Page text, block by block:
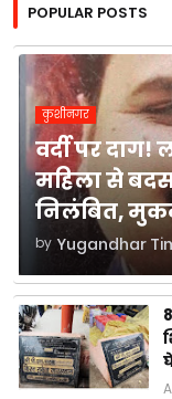
POPULAR POSTS
कुशीनगर
वर्दी पर
महिला से
निलंबित,
by Yugandhar